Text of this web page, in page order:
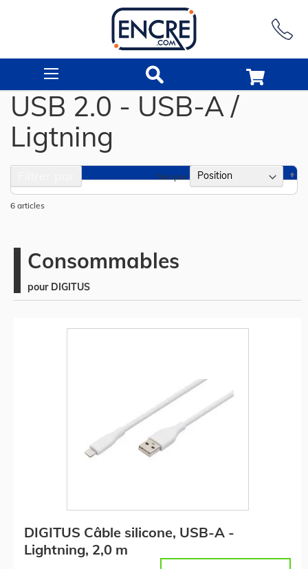
USB 2.0 - USB-A /
Ligtning
6 articles
Trier par
Consommables
pour DIGITUS
DIGITUS Câble silicone, USB-A -
Lightning, 2,0 m